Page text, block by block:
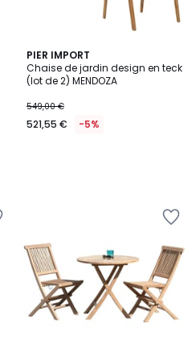
PIER IMPORT
Chaise de jardin design en teck
(lot de 2) MENDOZA
549,00 €
521,55 € -5%